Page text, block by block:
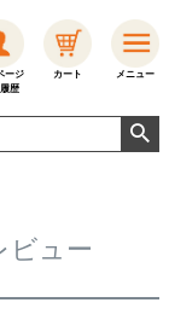
ージ
歴
カート メニュー
ビュー